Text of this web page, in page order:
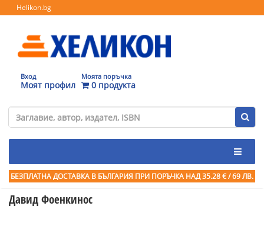
Helikon.bg
Вход
Моят профил
Моята поръчка
0 продукта
БЕЗПЛАТНА ДОСТАВКА В БЪЛГАРИЯ ПРИ ПОРЪЧКА НАД 35.28 € / 69 ЛВ.
Давид Фоенкинос